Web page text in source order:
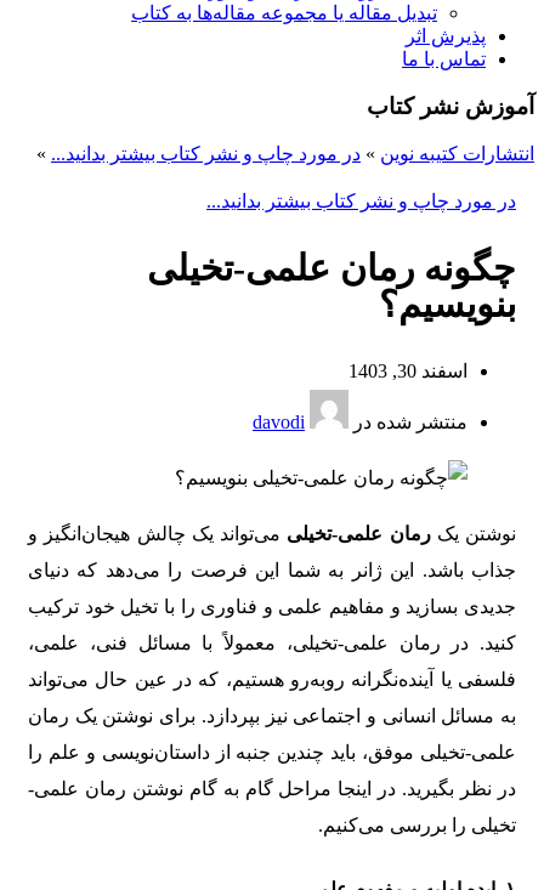
تبدیل مقاله یا مجموعه مقاله‌ها به کتاب
پذیرش اثر
تماس با ما
آموزش نشر کتاب
انتشارات کتیبه نوین » در مورد چاپ و نشر کتاب بیشتر بدانید... »
در مورد چاپ و نشر کتاب بیشتر بدانید...
چگونه رمان علمی-تخیلی
بنویسیم؟
اسفند 30, 1403
منتشر شده در davodi
نوشتن یکرمان علمی-تخیلی می‌تواند یک چالش هیجان‌انگیز و
جذاب باشد. این ژانر به شما این فرصت را می‌دهد که دنیای
جدیدی بسازید و مفاهیم علمی و فناوری را با تخیل خود ترکیب
کنید. در رمان علمی-تخیلی، معمولاً با مسائل فنی، علمی،
فلسفی یا آینده‌نگرانه روبه‌رو هستیم، که در عین حال می‌تواند
به مسائل انسانی و اجتماعی نیز بپردازد. برای نوشتن یک رمان
علمی-تخیلی موفق، باید چندین جنبه از داستان‌نویسی و علم را
در نظر بگیرید. در اینجا مراحل گام به گام نوشتن رمان علمی-
تخیلی را بررسی می‌کنیم.